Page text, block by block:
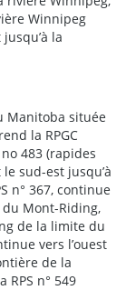
Winnipeg
la
Manitoba située
la RPGC
483 (rapides
sud-est jusqu’à
n° 367, continue
Mont-Riding,
de la limite du
vers l’ouest
de la
RPS n° 549